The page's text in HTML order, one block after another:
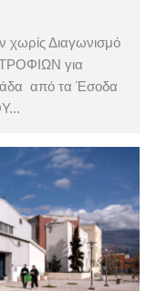
χωρίς Διαγωνισμό
για
από τα Έσοδα